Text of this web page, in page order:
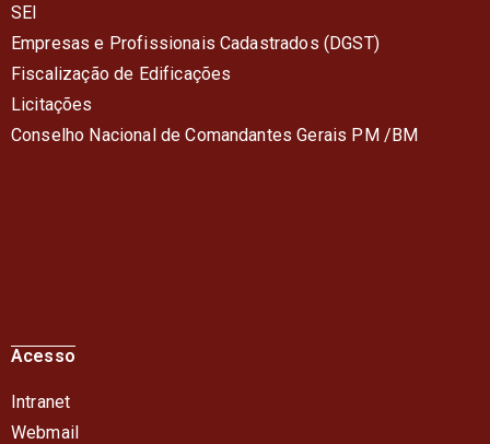
SEI
Empresas e Profissionais Cadastrados (DGST)
Fiscalização de Edificações
Licitações
Conselho Nacional de Comandantes Gerais PM /BM
Acesso
Intranet
Webmail